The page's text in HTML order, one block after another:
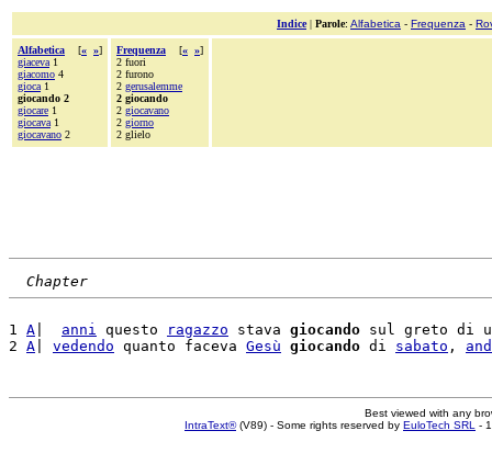
Indice| Parole: Alfabetica - Frequenza -
Alfabetica [« »]
giaceva 1
giacomo 4
gioca 1
giocando 2
giocare 1
giocava 1
giocavano 2
Frequenza [« »]
2 fuori
2 furono
2 gerusalemme
2 giocando
2 giocavano
2 giorno
2 glielo
Chapter
1 A anni questo ragazzo stava giocando sul greto di
2 A vedendo quanto faceva Gesù giocando di sabato ,
Best viewed with any
IntraText®(V89) - Some rights reserved by EuloTech SRL -